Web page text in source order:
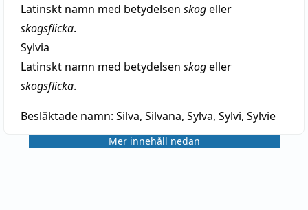
Latinskt namn med betydelsen skogeller
skogsflicka.
Sylvia
Latinskt namn med betydelsen skogeller
skogsflicka.
Besläktade namn: Silva, Silvana, Sylva, Sylvi, Sylvie
Mer innehåll nedan